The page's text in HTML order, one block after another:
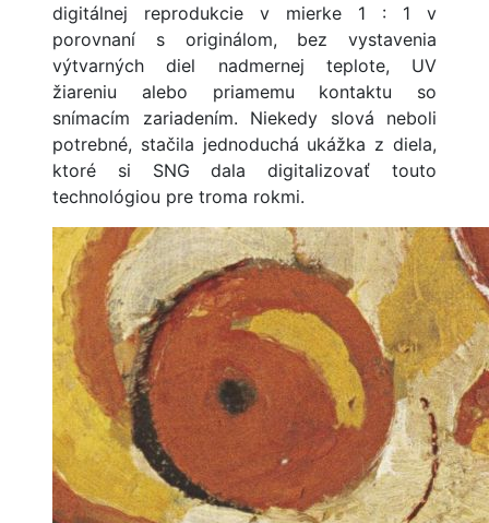
digitálnej reprodukcie v mierke 1 : 1 v
porovnaní s originálom, bez vystavenia
výtvarných diel nadmernej teplote, UV
žiareniu alebo priamemu kontaktu so
snímacím zariadením. Niekedy slová neboli
potrebné, stačila jednoduchá ukážka z diela,
ktoré si SNG dala digitalizovať touto
technológiou pre troma rokmi.